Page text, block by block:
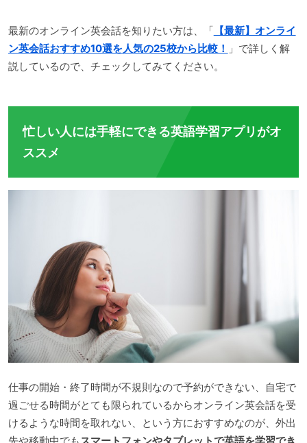
最新のオンライン英会話を知りたい方は、「 【最新】オンライ
ン英会話おすすめ10選を人気の25校から比較！ 」で詳しく解
説しているので、チェックしてみてください。
忙しい人には手軽にできる英語学習アプリがオ
ススメ
仕事の開始・終了時間が不規則なので予約ができない、自宅で
過ごせる時間がとても限られているからオンライン英会話を受
けるような時間を取れない、という方におすすめなのが、外出